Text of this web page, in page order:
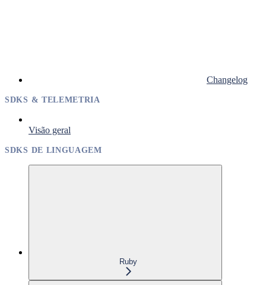
Changelog
SDKS & TELEMETRIA
Visão geral
SDKS DE LINGUAGEM
Ruby